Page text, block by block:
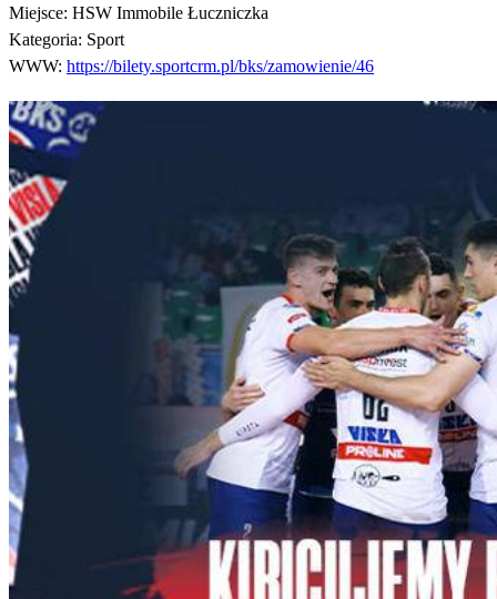
Miejsce: HSW Immobile Łuczniczka
Kategoria: Sport
WWW: https://bilety.sportcrm.pl/bks/zamowienie/46